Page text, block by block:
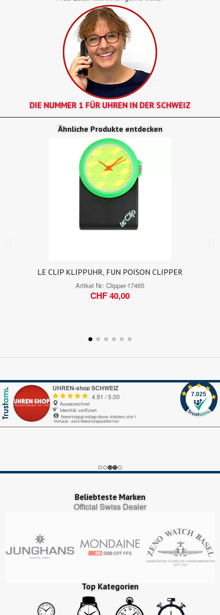
DIE NUMMER 1 FÜR UHREN IN DER SCHWEIZ
Ähnliche Produkte entdecken
LE CLIP KLIPPUHR, FUN POISON CLIPPER
Artikel Nr: Clipper-17465
CHF 40,00
UHREN-shop SCHWEIZ
4.91 /5.00
Ausgezeichnet
Identität verifiziert
Bewertungsgrundlage dieses Anbieters sind 1
Verkaufs- und 6 Bewertungsplattformen
7.025
Beliebteste Marken
Official Swiss Dealer
Top Kategorien